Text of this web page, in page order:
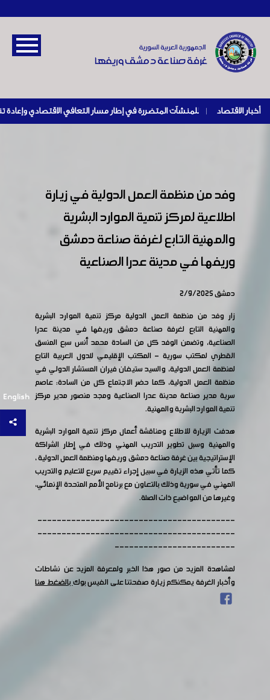
أخبار الاقتصاد |
English
وفد من منظمة العمل الدولية في زيارة
اطلاعية لمركز تنمية الموارد البشرية
والمهنية التابع لغرفة صناعة دمشق
وريفها في مدينة عدرا الصناعية
دمشق 2/9/2025
زار وفد من منظمة العمل الدولية مركز تنمية الموارد البشرية
والمهنية التابع لغرفة صناعة دمشق وريفها في مدينة عدرا
الصناعية، وتضمن الوفد كل من السادة محمد أنس سبع المنسق
القطري لمكتب سورية - المكتب الإقليمي للدول العربية التابع
لمنظمة العمل الدولية، والسيد ستيفان فيران المستشار الدولي في
منظمة العمل الدولية، كما حضر الاجتماع كل من السادة: عاصم
سرية مدير صناعة مدينة عدرا الصناعية ومجد منصور مدير مركز
تنمية الموارد البشرية والمهنية.
هدفت الزيارة للاطلاع ومناقشة أعمال مركز تنمية الموارد البشرية
والمهنية وسبل تطوير التدريب المهني وذلك في إطار الشراكة
الإستراتيجية بين غرفة صناعة دمشق وريفها ومنظمة العمل الدولية ،
كما تأتي هذه الزيارة في سبيل إجراء تقييم سريع للتعليم والتدريب
المهني في سورية وذلك بالتعاون مع برنامج الأمم المتحدة الإنمائي،
وغيرها من المواضيع ذات الصلة.
-----------------------------------------
-----------------------------------------
-------------------------
لمشاهدة المزيد من صور هذا الخبر ولمعرفة المزيد عن نشاطات
وأخبار الغرفة يمكنكم زيارة صفحتنا على الفيس بوكبالضغط هنا